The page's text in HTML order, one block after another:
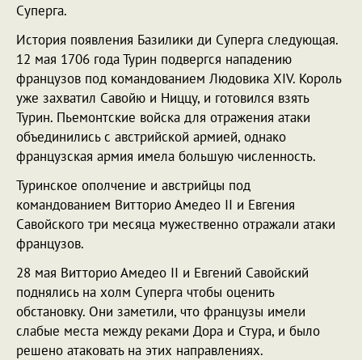
Суперга.
История появления Базилики ди Суперга следующая.
12 мая 1706 года Турин подвергся нападению
французов под командованием Людовика XIV. Король
уже захватил Савойю и Ниццу, и готовился взять
Турин. Пьемонтские войска для отражения атаки
объединились с австрийской армией, однако
французская армия имела большую численность.
Туринское ополчение и австрийцы под
командованием Витторио Амедео II и Евгения
Савойского три месяца мужественно отражали атаки
французов.
28 мая Витторио Амедео II и Евгений Савойский
поднялись на холм Суперга чтобы оценить
обстановку. Они заметили, что французы имели
слабые места между реками Дора и Стура, и было
решено атаковать на этих направлениях.